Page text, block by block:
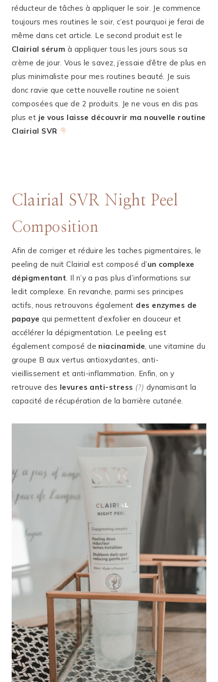
réducteur de tâches à appliquer le soir. Je commence
toujours mes routines le soir, c’est pourquoi je ferai de
même dans cet article. Le second produit est le
Clairial sérum à appliquer tous les jours sous sa
crème de jour. Vous le savez, j’essaie d’être de plus en
plus minimaliste pour mes routines beauté. Je suis
donc ravie que cette nouvelle routine ne soient
composées que de 2 produits. Je ne vous en dis pas
plus et je vous laisse découvrir ma nouvelle routine
Clairial SVR
Clairial SVR Night Peel
Composition
Afin de corriger et réduire les taches pigmentaires, le
peeling de nuit Clairial est composé d’un complexe
dépigmentant. Il n’y a pas plus d’informations sur
ledit complexe. En revanche, parmi ses principes
actifs, nous retrouvons également des enzymes de
papaye qui permettent d’exfolier en douceur et
accélérer la dépigmentation. Le peeling est
également composé de niacinamide, une vitamine du
groupe B aux vertus antioxydantes, anti-
vieillissement et anti-inflammation. Enfin, on y
retrouve des levures anti-stress (?) dynamisant la
capacité de récupération de la barrière cutanée.